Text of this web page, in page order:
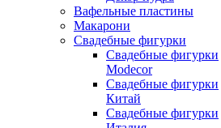
Вафельные пластины
Макарони
Свадебные фигурки
Свадебные фигурки
Modecor
Свадебные фигурки
Китай
Свадебные фигурки